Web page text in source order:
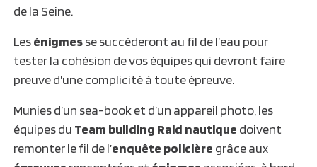
de la Seine.
Lesénigmesse succèderont au fil de l’eau pour
tester la cohésion de vos équipes qui devront faire
preuve d’une complicité à toute épreuve.
Munies d’un sea-book et d’un appareil photo, les
équipes du Team building Raid nautique doivent
remonter le fil de l’enquête policière grâce aux